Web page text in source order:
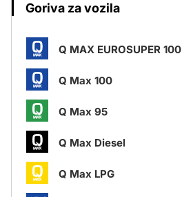
Goriva za vozila
Q MAX EUROSUPER 100
Q Max 100
Q Max 95
Q Max Diesel
Q Max LPG